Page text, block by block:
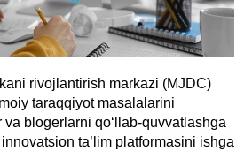
rivojlantirish markazi (MJDC)
taraqqiyot masalalarini
blogerlarni qo‘llab-quvvatlashga
ta’lim platformasini ishga